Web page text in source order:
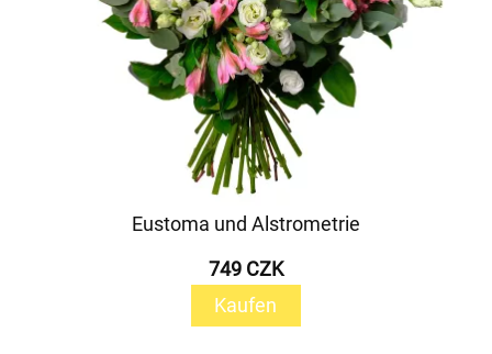
Eustoma und Alstrometrie
749 CZK
Kaufen